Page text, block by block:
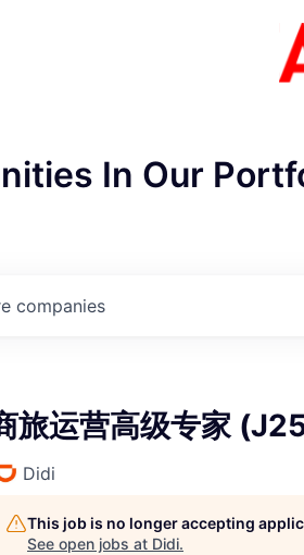
In Our
companies
旅运营高级专家
Didi
This job is no longer accepting
See open jobs at Didi.